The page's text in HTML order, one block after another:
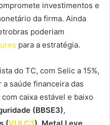
investimentos e
da firma. Ainda
poderiam
para a estratégia.
do TC, com Selic a 15%,
saúde financeira das
caixa estável e baixo
(BBSE3),